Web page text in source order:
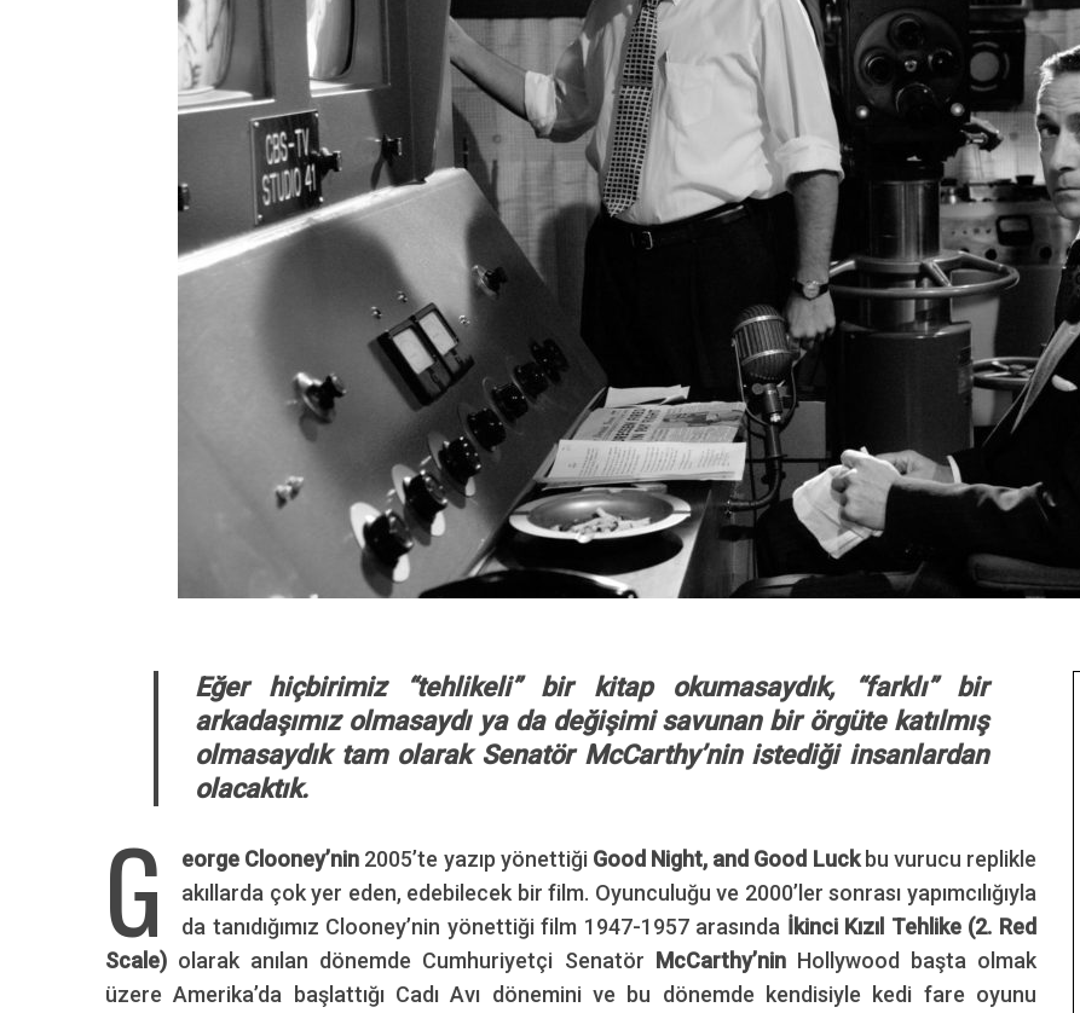
Eğer hiçbirimiz “tehlikeli” bir kitap okumasaydık, “farklı” bir
arkadaşımız olmasaydı ya da değişimi savunan bir örgüte katılmış
olmasaydık tam olarak Senatör McCarthy’nin istediği insanlardan
olacaktık.
G eorge Clooney’nin 2005’te yazıp yönettiği Good Night, and Good Luck bu vurucu replikle
akıllarda çok yer eden, edebilecek bir film. Oyunculuğu ve 2000’ler sonrası yapımcılığıyla
da tanıdığımız Clooney’nin yönettiği film 1947-1957 arasında İkinci Kızıl Tehlike (2. Red
Scale) olarak anılan dönemde Cumhuriyetçi Senatör McCarthy’nin Hollywood başta olmak
üzere Amerika’da başlattığı Cadı Avı dönemini ve bu dönemde kendisiyle kedi fare oyunu